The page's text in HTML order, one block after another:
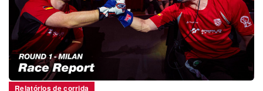
Relatórios de corrida